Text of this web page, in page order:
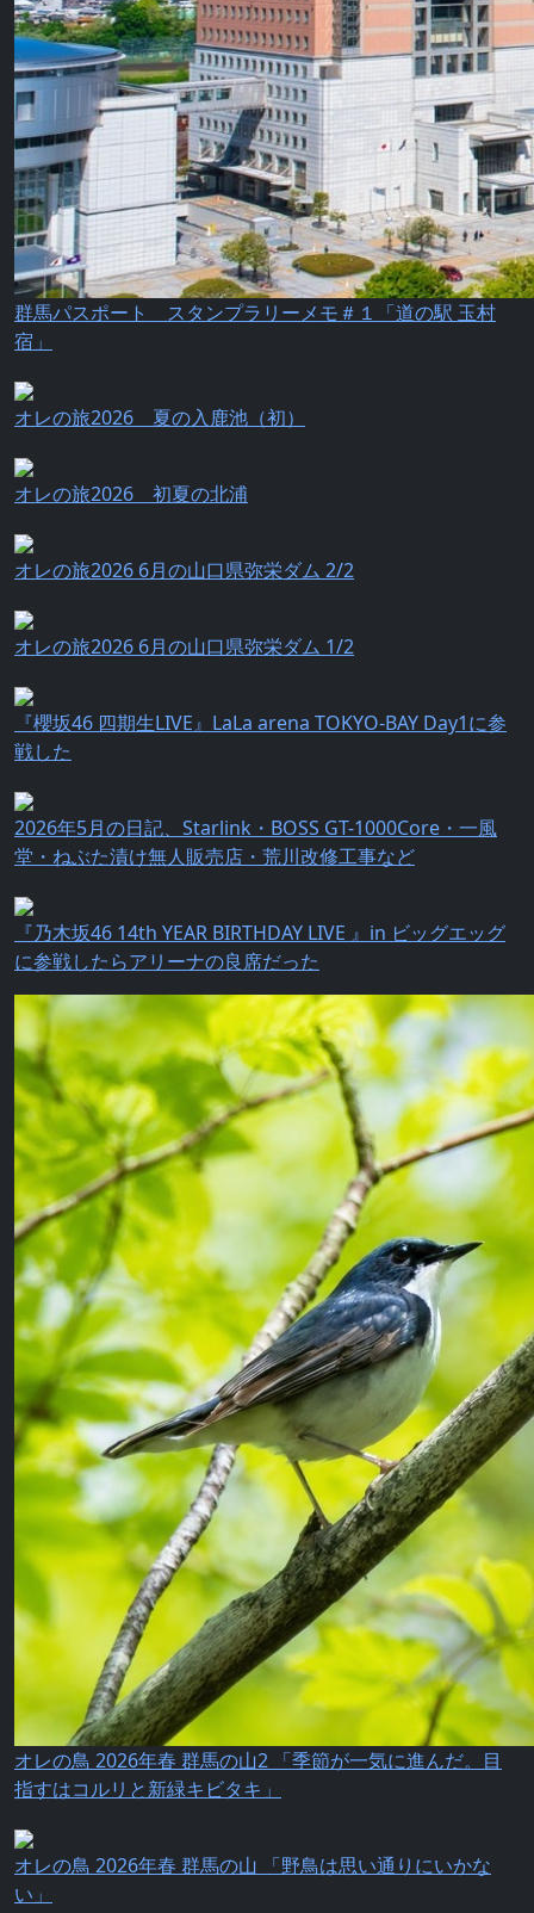
群馬パスポート スタンプラリーメモ＃１「道の駅 玉村
宿」
オレの旅2026 夏の入鹿池（初）
オレの旅2026 初夏の北浦
オレの旅2026 6月の山口県弥栄ダム 2/2
オレの旅2026 6月の山口県弥栄ダム 1/2
『櫻坂46 四期生LIVE』LaLa arena TOKYO-BAY Day1に参
戦した
2026年5月の日記、Starlink・BOSS GT-1000Core・一風
堂・ねぶた漬け無人販売店・荒川改修工事など
『乃⽊坂46 14th YEAR BIRTHDAY LIVE 』in ビッグエッグ
に参戦したらアリーナの良席だった
オレの鳥 2026年春 群馬の山2 「季節が一気に進んだ。目
指すはコルリと新緑キビタキ」
オレの鳥 2026年春 群馬の山 「野鳥は思い通りにいかな
い」